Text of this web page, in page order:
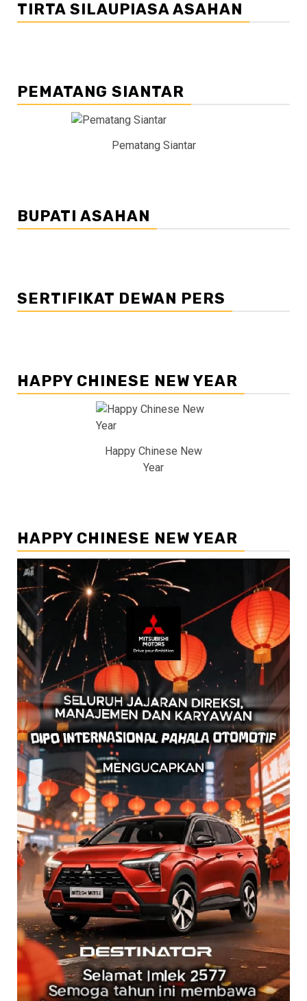
TIRTA SILAUPIASA ASAHAN
PEMATANG SIANTAR
Pematang Siantar
BUPATI ASAHAN
SERTIFIKAT DEWAN PERS
HAPPY CHINESE NEW YEAR
Happy Chinese New
Year
HAPPY CHINESE NEW YEAR